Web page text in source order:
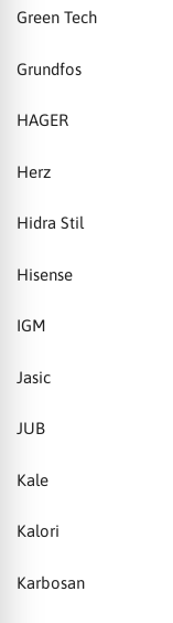
Green Tech
Grundfos
HAGER
Herz
Hidra Stil
Hisense
IGM
Jasic
JUB
Kale
Kalori
Karbosan